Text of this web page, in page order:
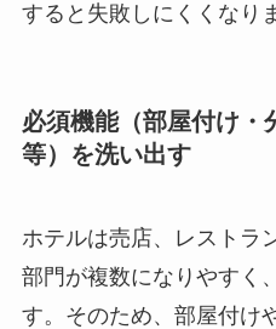
すると失敗しにくくなり
必須機能（部屋付け・
等）を洗い出す
ホテルは売店、レストラ
部門が複数になりやすく
す。そのため、部屋付け